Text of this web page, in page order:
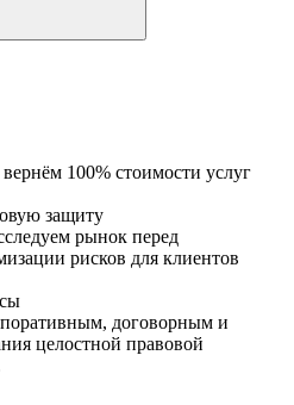
100% стоимости услуг
защиту
рынок перед
рисков для клиентов
договорным и
целостной правовой